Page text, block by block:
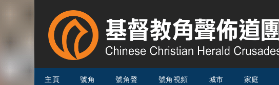
主頁 號角 號角聲 號角視頻 城市 家庭